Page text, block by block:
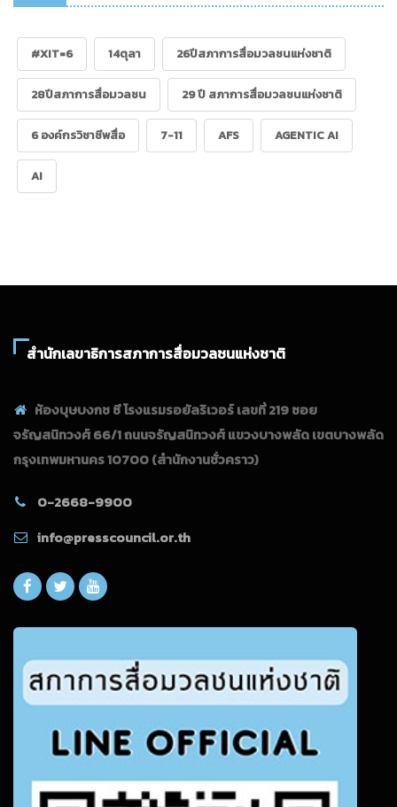
#XIT=6 14ตุลา 26ปีสภาการสื่อมวลชนแห่งชาติ
28ปีสภาการสื่อมวลชน 29 ปี สภาการสื่อมวลชนแห่งชาติ
6 องค์กรวิชาชีพสื่อ 7-11 AFS AGENTIC AI
AI
สำนักเลขาธิการสภาการสื่อมวลชนแห่งชาติ
ห้องบุษบงกช ซี โรงแรมรอยัลริเวอร์ เลขที่ 219 ซอย
จรัญสนิทวงศ์ 66/1 ถนนจรัญสนิทวงศ์ แขวงบางพลัด เขตบางพลัด
กรุงเทพมหานคร 10700(สำนักงานชั่วคราว)
0-2668-9900
info@presscouncil.or.th